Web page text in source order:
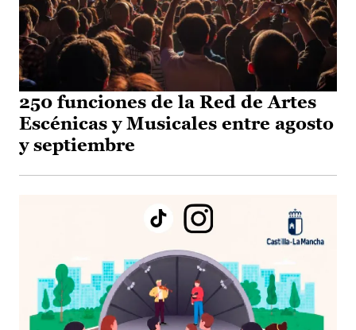
250 funciones de la Red de Artes
Escénicas y Musicales entre agosto
y septiembre